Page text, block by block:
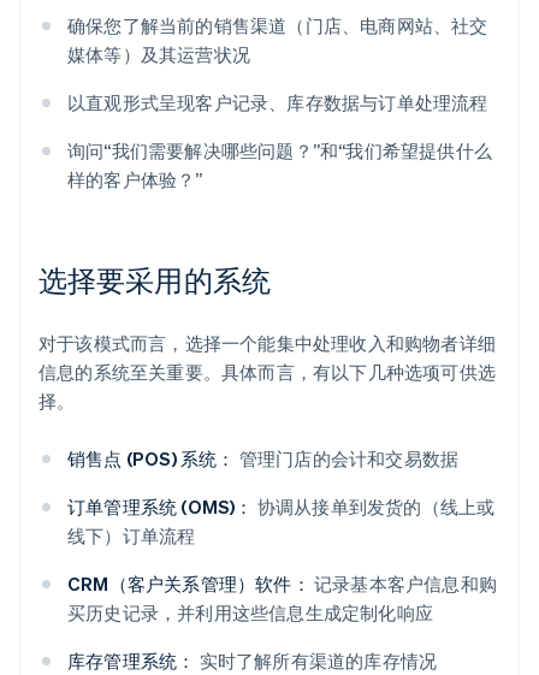
确保您了解当前的销售渠道（门店、电商网站、社交
媒体等）及其运营状况
以直观形式呈现客户记录、库存数据与订单处理流程
询问“我们需要解决哪些问题？”和“我们希望提供什么
样的客户体验？”
选择要采用的系统
对于该模式而言，选择一个能集中处理收入和购物者详细
信息的系统至关重要。具体而言，有以下几种选项可供选
择。
销售点 (POS) 系统： 管理门店的会计和交易数据
订单管理系统 (OMS)： 协调从接单到发货的（线上或
线下）订单流程
CRM（客户关系管理）软件： 记录基本客户信息和购
买历史记录，并利用这些信息生成定制化响应
库存管理系统： 实时了解所有渠道的库存情况